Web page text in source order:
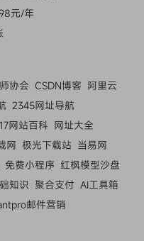
元/年
协会 CSDN博客 阿里云
2345网址导航
网站百科 网址大全
网 极光下载站 当易网
免费小程序 红枫模型沙盘
知识 聚合支付 AI工具箱
邮件营销